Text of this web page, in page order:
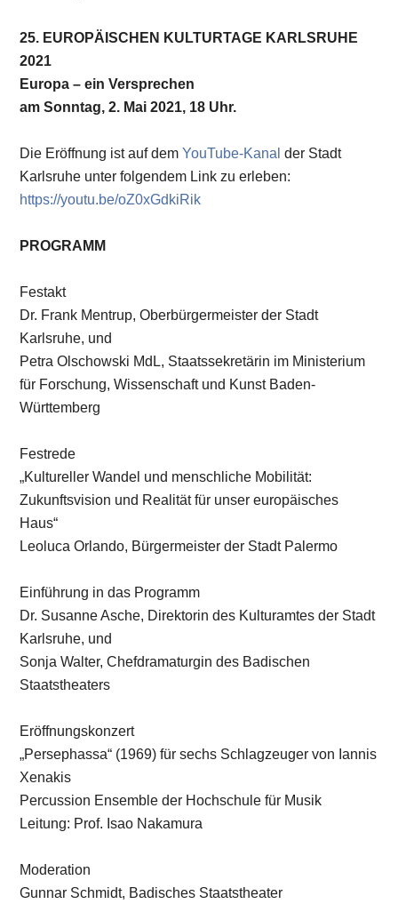
25. EUROPÄISCHEN KULTURTAGE KARLSRUHE
2021
Europa – ein Versprechen
am Sonntag, 2. Mai 2021, 18 Uhr.
Die Eröffnung ist auf demYouTube-Kanal der Stadt
Karlsruhe unter folgendem Link zu erleben:
https://youtu.be/oZ0xGdkiRik
PROGRAMM
Festakt
Dr. Frank Mentrup, Oberbürgermeister der Stadt
Karlsruhe, und
Petra Olschowski MdL, Staatssekretärin im Ministerium
für Forschung, Wissenschaft und Kunst Baden-
Württemberg
Festrede
„Kultureller Wandel und menschliche Mobilität:
Zukunftsvision und Realität für unser europäisches
Haus“
Leoluca Orlando, Bürgermeister der Stadt Palermo
Einführung in das Programm
Dr. Susanne Asche, Direktorin des Kulturamtes der Stadt
Karlsruhe, und
Sonja Walter, Chefdramaturgin des Badischen
Staatstheaters
Eröffnungskonzert
„Persephassa“ (1969) für sechs Schlagzeuger von Iannis
Xenakis
Percussion Ensemble der Hochschule für Musik
Leitung: Prof. Isao Nakamura
Moderation
Gunnar Schmidt, Badisches Staatstheater